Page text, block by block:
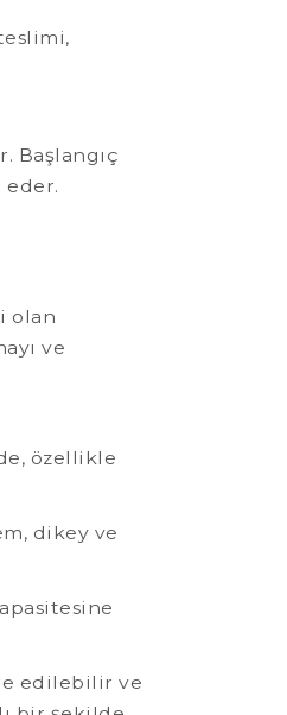
Başlangıç
eder.
olan
ve
özellikle
dikey ve
edilebilir ve